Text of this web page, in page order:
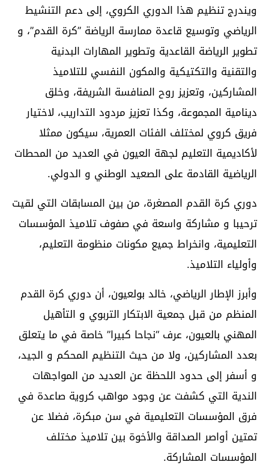
ويندرج تنظيم هذا الدوري الكروي، إلى دعم التنشيط
الرياضي وتوسيع قاعدة ممارسة الرياضة ”كرة القدم”، و
تطوير الرياضة القاعدية وتطوير المهارات البدنية
والتقنية والتكتيكية والمكون النفسي للتلاميذ
المشاركين، وتعزيز روح المنافسة الشريفة، وخلق
دينامية المجموعة، وكذا تعزيز مردود التداريب، لاختيار
فريق كروي لمختلف الفئات العمرية، سيكون ممثلا
لأكاديمية التعليم لجهة العيون في العديد من المحطات
الرياضية القادمة على الصعيد الوطني و الدولي.
دوري كرة القدم المصغرة، من بين المسابقات التي لقيت
ترحيبا و مشاركة واسعة في صفوف تلاميذ المؤسسات
التعليمية، وانخراط جميع مكونات منظومة التعليم،
وأولياء التلاميذ.
وأبرز الإطار الرياضي، خالد بولعيون، أن دوري كرة القدم
المنظم من قبل جمعية الابتكار التربوي و التأهيل
المهني بالعيون، عرف “نجاحا كبيرا” خاصة في ما يتعلق
بعدد المشاركين، ولا من حيث التنظيم المحكم و الجيد،
و أسفر إلى حدود اللحظة عن العديد من المواجهات
الندية التي كشفت عن وجود مواهب كروية صاعدة في
فرق المؤسسات التعليمية في سن مبكرة، فضلا عن
تمتين أواصر الصداقة والأخوة بين تلاميذ مختلف
المؤسسات المشاركة.